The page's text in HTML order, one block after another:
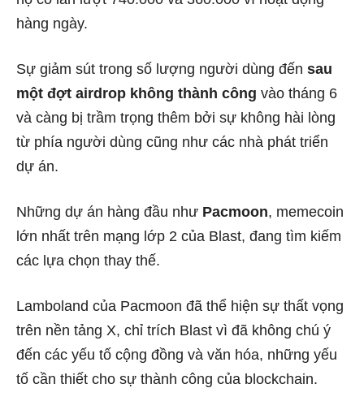
hàng ngày.
Sự giảm sút trong số lượng người dùng đến sau
một đợt airdrop không thành công vào tháng 6
và càng bị trầm trọng thêm bởi sự không hài lòng
từ phía người dùng cũng như các nhà phát triển
dự án.
Những dự án hàng đầu như Pacmoon, memecoin
lớn nhất trên mạng lớp 2 của Blast, đang tìm kiếm
các lựa chọn thay thế.
Lamboland của Pacmoon đã thể hiện sự thất vọng
trên nền tảng X, chỉ trích Blast vì đã không chú ý
đến các yếu tố cộng đồng và văn hóa, những yếu
tố cần thiết cho sự thành công của blockchain.